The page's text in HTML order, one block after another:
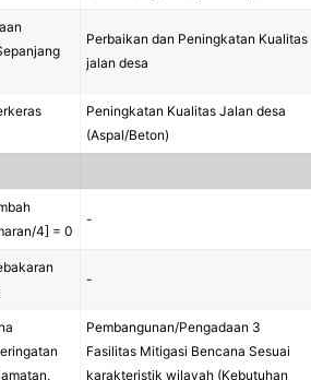
Perbaikan dan Peningkatan Kualitas
jalan desa
Peningkatan Kualitas Jalan desa
(Aspal/Beton)
4] = 0
-
-
Pembangunan/Pengadaan 3
Fasilitas Mitigasi Bencana Sesuai
karakteristik wilayah (Kebutuhan